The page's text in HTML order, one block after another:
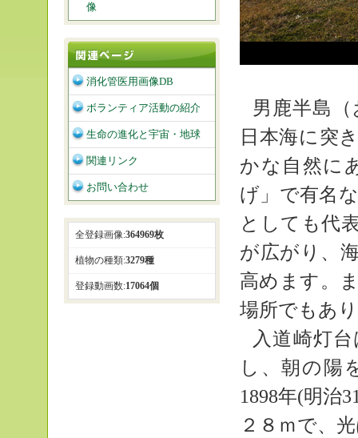
男鹿半島
日本海に突
かな自然に
げ」で有名
としても代
が広がり、
高めます。
場所でもあ
入道崎灯
し、朝の陽
1898年(明治
２８ｍで、
像
消化管医用画像DB
ボランティア活動の紹介
生命の進化と宇宙・地球
関連リンク
お問い合わせ
全登録画像:364969枚
植物の種類:3279種
登録動画数:17064個